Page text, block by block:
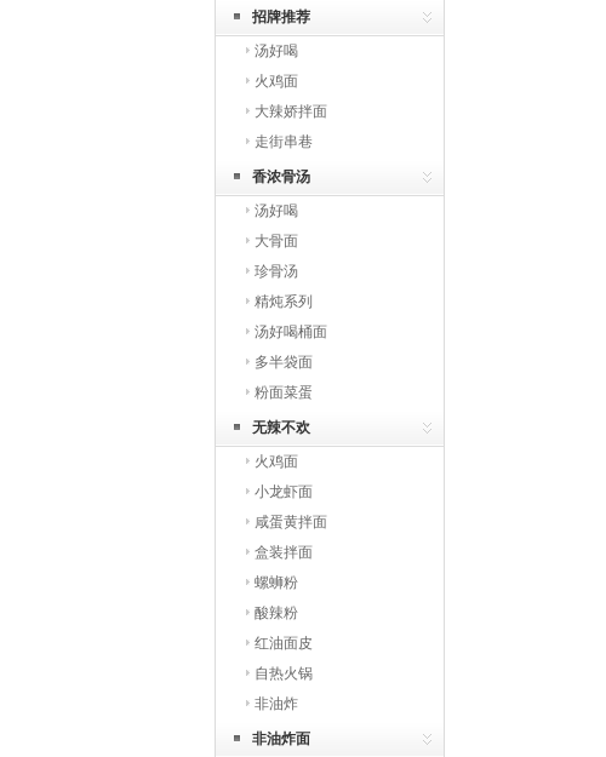
招牌推荐
汤好喝
火鸡面
大辣娇拌面
走街串巷
香浓骨汤
汤好喝
大骨面
珍骨汤
精炖系列
汤好喝桶面
多半袋面
粉面菜蛋
无辣不欢
火鸡面
小龙虾面
咸蛋黄拌面
盒装拌面
螺蛳粉
酸辣粉
红油面皮
自热火锅
非油炸
非油炸面